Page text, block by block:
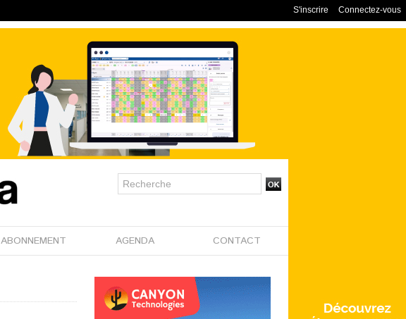
Connectez-vous
S'inscrire
ABONNEMENT AGENDA CONTACT